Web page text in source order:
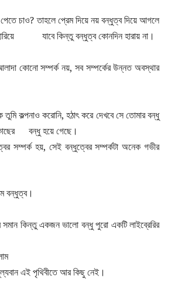
চাও? তাহলে প্রেম দিয়ে নয় বন্ধুত্ব দিয়ে আগলে
যাবে কিন্তু বন্ধুত্ব কোনদিন হারায় না।
কোনো সম্পর্ক নয়, সব সম্পর্কের উন্নত অবস্থার
কল্পনাও করোনি, হঠাৎ করে দেখবে সে তোমার বন্ধু
বন্ধু হয়ে গেছে।
সম্পর্ক হয়, সেই বন্ধুত্বের সম্পর্কটা অনেক গভীর
বন্ধুত্ব।
কিন্তু একজন ভালো বন্ধু পুরো একটি লাইব্রেরির
এই পৃথিবীতে আর কিছু নেই।